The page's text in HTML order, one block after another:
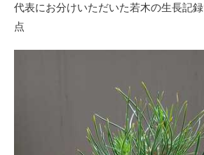
代表にお分けいただいた若木の生長記
点